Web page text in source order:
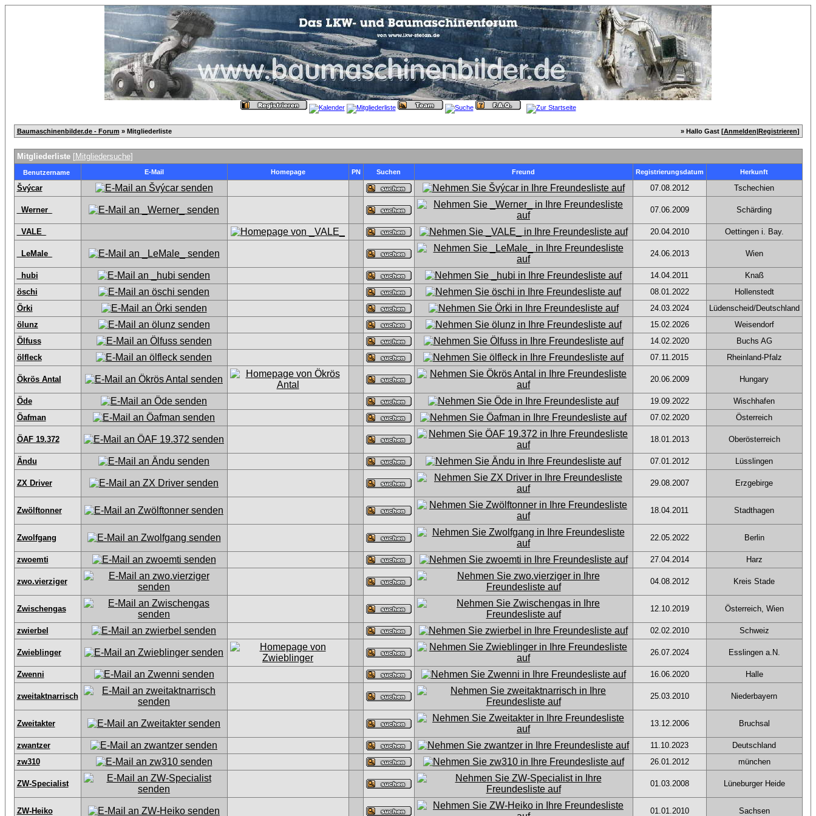
Baumaschinenbilder.de - Forum » Mitgliederliste » Hallo Gast [Anmelden|Registrieren]
Mitgliederliste[Mitgliedersuche]
Benutzername E-Mail Homepage PN Suchen Freund Registrierungsdatum Herkunft
Švýcar 07.08.2012 Tschechien
_Werner_ 07.06.2009 Schärding
_VALE_ 20.04.2010 Oettingen i. Bay.
_LeMale_ 24.06.2013 Wien
_hubi 14.04.2011
Knaß
öschi
08.01.2022
Hollenstedt
Örki
24.03.2024
Lüdenscheid/Deutschland
ölunz
15.02.2026
Weisendorf
Ölfuss
14.02.2020
Buchs AG
ölfleck
07.11.2015 Rheinland-Pfalz
Ökrös Antal 20.06.2009 Hungary
Öde 19.09.2022
Wischhafen
Öafman
07.02.2020 Österreich
ÖAF 19.372 18.01.2013 Oberösterreich
Ändu 07.01.2012 Lüsslingen
ZX Driver 29.08.2007 Erzgebirge
Zwölftonner 18.04.2011 Stadthagen
Zwolfgang 22.05.2022 Berlin
zwoemti 27.04.2014 Harz
zwo.vierziger 04.08.2012 Kreis Stade
Zwischengas 12.10.2019 Österreich, Wien
zwierbel 02.02.2010 Schweiz
Zwieblinger 26.07.2024 Esslingen a.N.
Zwenni 16.06.2020 Halle
zweitaktnarrisch 25.03.2010 Niederbayern
Zweitakter 13.12.2006 Bruchsal
zwantzer 11.10.2023
Deutschland
zw310
26.01.2012 münchen
ZW-Specialist 01.03.2008 Lüneburger Heide
ZW-Heiko 01.01.2010 Sachsen